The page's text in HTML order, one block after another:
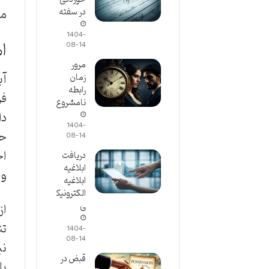
در سفته
1404-
08-14
مرور
زمان
رابطه
نامشروع
1404-
08-14
دریافت
ابلاغیه
ابلاغیه
الکترونیک
ی
1404-
08-14
قبض در